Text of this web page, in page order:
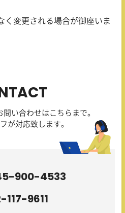
変更される場合が御座いま
い合わせはこちらまで。
が対応致します。
900-4533
117-9611